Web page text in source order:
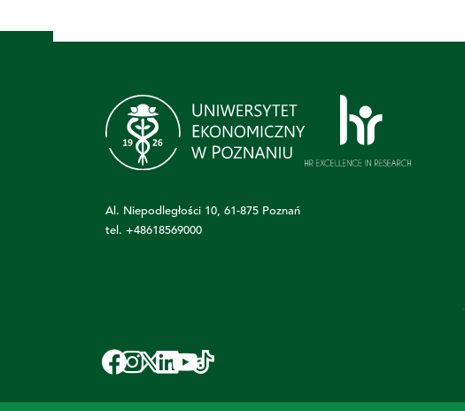
Al. Niepodległości 10, 61-875 Poznań
tel.+48618569000